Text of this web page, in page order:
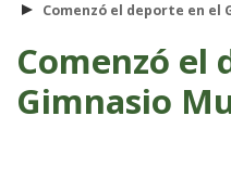
Comenzó el deporte en el
Comenzó el
Gimnasio